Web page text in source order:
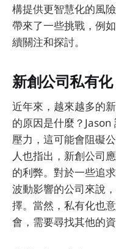
構提供更智慧化的風
帶來了一些挑戰，例
續關注和探討。
新創公司私有
近年來，越來越多的
的原因是什麼？
壓力，這可能會阻礙
人也指出，新創公司
的利弊。對於一些追
波動影響的公司來說
擇。當然，私有化也
會，需要尋找其他的資